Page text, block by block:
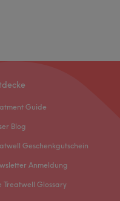
Guide
Blog
Geschenkgutschein
Anmeldung
Treatwell Glossary